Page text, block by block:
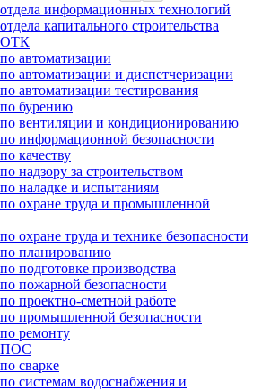
информационных технологий
капитального строительства
ОТК
автоматизации
автоматизации и диспетчеризации
автоматизации тестирования
бурению
вентиляции и кондиционированию
информационной безопасности
качеству
надзору за строительством
наладке и испытаниям
охране труда и промышленной
охране труда и технике безопасности
планированию
подготовке производства
пожарной безопасности
проектно-сметной работе
промышленной безопасности
ремонту
ПОС
сварке
системам водоснабжения и